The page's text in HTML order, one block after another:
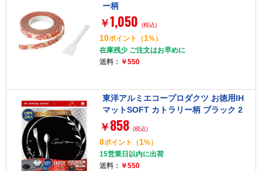
ー柄
￥1,050 (税込)
10ポイント （1%）
在庫残少 ご注文はお早めに
送料： ￥550
東洋アルミエコープロダクツ お徳用IH
マットSOFT カトラリー柄 ブラック 2
枚入
￥ 858 (税込)
8ポイント （1%）
15営業日以内に出荷
送料： ￥550